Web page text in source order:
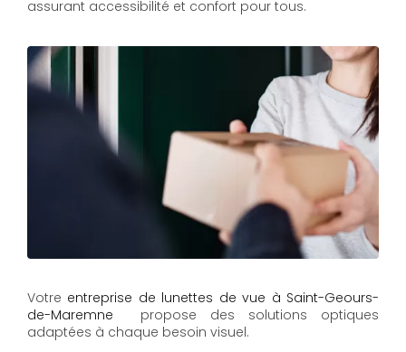
assurant accessibilité et confort pour tous.
Votre entreprise de lunettes de vue à Saint-Geours-
de-Maremne propose des solutions optiques
adaptées à chaque besoin visuel.